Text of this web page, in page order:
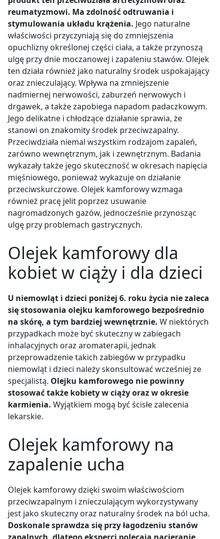
reumatyzmowi. Ma zdolność odtruwania i
stymulowania układu krążenia. Jego naturalne
właściwości przyczyniają się do zmniejszenia
opuchlizny określonej części ciała, a także przynoszą
ulgę przy dnie moczanowej i zapaleniu stawów. Olejek
ten działa również jako naturalny środek uspokajający
oraz znieczulający. Wpływa na zmniejszenie
nadmiernej nerwowości, zaburzeń nerwowych i
drgawek, a także zapobiega napadom padaczkowym.
Jego delikatne i chłodzące działanie sprawia, że
stanowi on znakomity środek przeciwzapalny.
Przeciwdziała niemal wszystkim rodzajom zapaleń,
zarówno wewnętrznym, jak i zewnętrznym. Badania
wykazały także jego skuteczność w okresach napięcia
mięśniowego, ponieważ wykazuje on działanie
przeciwskurczowe. Olejek kamforowy wzmaga
również pracę jelit poprzez usuwanie
nagromadzonych gazów, jednocześnie przynosząc
ulgę przy problemach gastrycznych.
Olejek kamforowy dla
kobiet w ciąży i dla dzieci
U niemowląt i dzieci poniżej 6. roku życia nie zaleca
się stosowania olejku kamforowego bezpośrednio
na skórę, a tym bardziej wewnętrznie. W niektórych
przypadkach może być skuteczny w zabiegach
inhalacyjnych oraz aromaterapii, jednak
przeprowadzenie takich zabiegów w przypadku
niemowląt i dzieci należy skonsultować wcześniej ze
specjalistą. Olejku kamforowego nie powinny
stosować także kobiety w ciąży oraz w okresie
karmienia. Wyjątkiem mogą być ścisłe zalecenia
lekarskie.
Olejek kamforowy na
zapalenie ucha
Olejek kamforowy dzięki swoim właściwościom
przeciwzapalnym i znieczulającym wykorzystywany
jest jako skuteczny oraz naturalny środek na ból ucha.
Doskonale sprawdza się przy łagodzeniu stanów